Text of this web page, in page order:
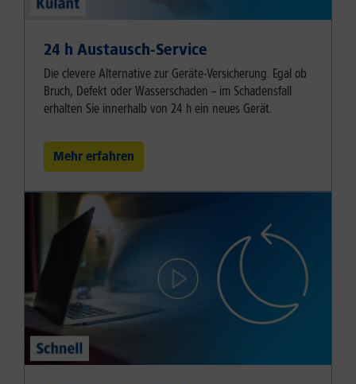
24 h Austausch-Service
Die clevere Alternative zur Geräte-Versicherung. Egal ob
Bruch, Defekt oder Wasserschaden – im Schadensfall
erhalten Sie innerhalb von 24 h ein neues Gerät.
Mehr erfahren